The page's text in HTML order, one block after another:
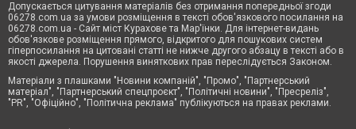
Допускається цитування матеріалів без отримання попередньої згоди
06278.com.ua за умови розміщення в тексті обов'язкового посилання на
06278.com.ua - Сайт міст Курахове та Мар'їнки. Для інтернет-видань
обов'язкове розміщення прямого, відкритого для пошукових систем
гіперпосилання на цитовані статті не нижче другого абзацу в тексті або в
якості джерела. Порушення виняткових прав переслідується Законом.
Матеріали з плашками "Новини компаній", "Промо", "Партнерський
матеріал", "Партнерський спецпроєкт", "Політичні новини", "Пресреліз",
"PR", "Офіційно", "Політична реклама" публікуються на правах реклами.